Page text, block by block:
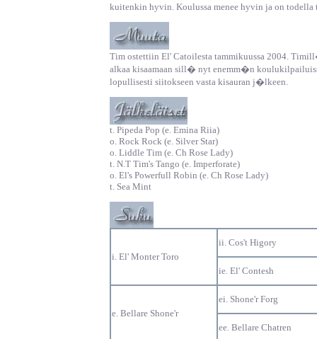
kuitenkin hyvin. Koulussa menee hyvin ja on
Tim ostettiin El' Catoilesta tammikuussa 2004.
alkaa kisaamaan sill� nyt enemm�n
lopullisesti siitokseen vasta kisauran j�lkeen.
t. Pipeda Pop (e. Emina Riia)
o. Rock Rock (e. Silver Star)
o. Liddle Tim(e. Ch Rose Lady)
t. N.T Tim's Tango (e. Imperforate)
o. El's Powerfull Robin (e. Ch Rose Lady)
t. Sea Mint
i. El' Monter Toro
ii. Cos't Higory
ie. El' Contesh
e. Bellare Shone'r
ei. Shone'r Forg
ee. Bellare Chatren